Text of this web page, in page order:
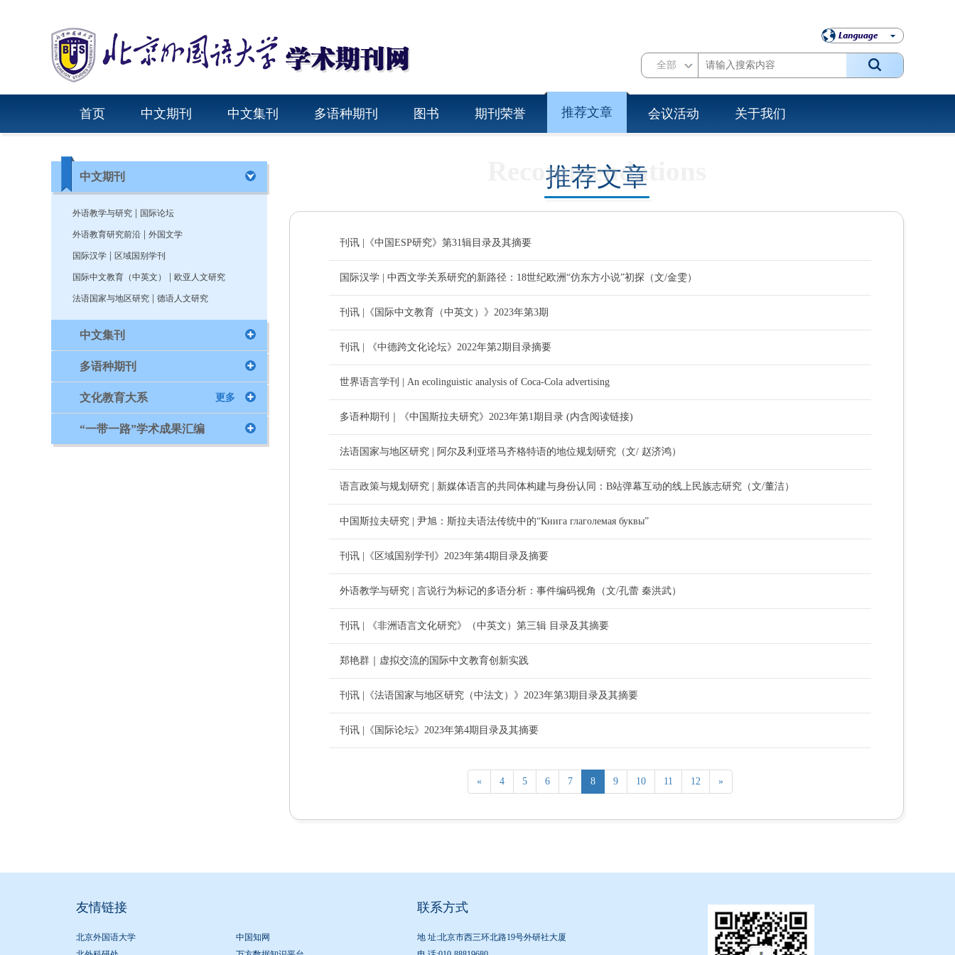
全部
首页 中文期刊 中文集刊 多语种期刊 图书 期刊荣誉 推荐文章 会议活动 关于我们
中文期刊
外语教学与研究 国际论坛
外语教育研究前沿 外国文学
国际汉学 区域国别学刊
国际中文教育（中英文） 欧亚人文研究
法语国家与地区研究 德语人文研究
中文集刊
多语种期刊
文化教育大系 更多
“一带一路”学术成果汇编
推荐文章
Recommendations
刊讯 |《中国ESP研究》第31辑目录及其摘要
国际汉学 | 中西文学关系研究的新路径：18世纪欧洲“仿东方小说”初探（文/金雯）
刊讯 |《国际中文教育（中英文）》2023年第3期
刊讯 | 《中德跨文化论坛》2022年第2期目录摘要
世界语言学刊 | An ecolinguistic analysis of Coca-Cola advertising
多语种期刊｜《中国斯拉夫研究》2023年第1期目录 (内含阅读链接)
法语国家与地区研究 | 阿尔及利亚塔马齐格特语的地位规划研究（文/ 赵济鸿）
语言政策与规划研究 | 新媒体语言的共同体构建与身份认同：B站弹幕互动的线上民族志研究（文/董洁）
中国斯拉夫研究 | 尹旭：斯拉夫语法传统中的“Книга глаголемая буквы”
刊讯 |《区域国别学刊》2023年第4期目录及摘要
外语教学与研究 | 言说行为标记的多语分析：事件编码视角（文/孔蕾 秦洪武）
刊讯 | 《非洲语言文化研究》（中英文）第三辑 目录及其摘要
郑艳群｜虚拟交流的国际中文教育创新实践
刊讯 |《法语国家与地区研究（中法文）》2023年第3期目录及其摘要
刊讯 |《国际论坛》2023年第4期目录及其摘要
« 4 5 6 7 8 9 10 11 12 »
友情链接
北京外国语大学
中国知网
联系方式
地 址:北京市西三环北路19号外研社大厦